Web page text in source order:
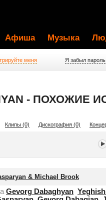
Афиша Музыка
меня Я забыл пароль
- ПОХОЖИЕ
Клипы (0) Дискография (0)
& Michael Brook
Gevorg Dabaghyan